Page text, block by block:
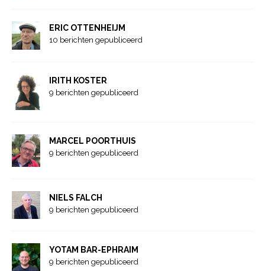
ERIC OTTENHEIJM
10 berichten gepubliceerd
IRITH KOSTER
9 berichten gepubliceerd
MARCEL POORTHUIS
9 berichten gepubliceerd
NIELS FALCH
9 berichten gepubliceerd
YOTAM BAR-EPHRAIM
9 berichten gepubliceerd